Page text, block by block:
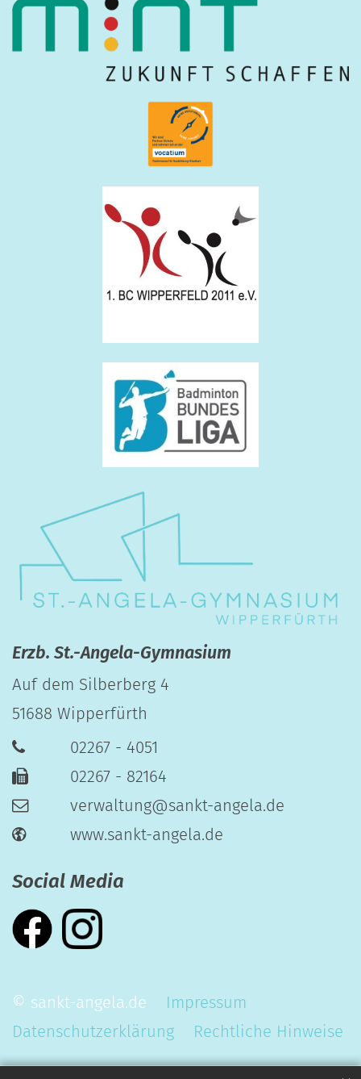
Erzb. St.-Angela-Gymnasium
Auf dem Silberberg 4
51688 Wipperfürth
02267 - 4051
02267 - 82164
verwaltung@sankt-angela.de
www.sankt-angela.de
Social Media
© sankt-angela.de
Impressum
Datenschutzerklärung
Rechtliche Hinweise